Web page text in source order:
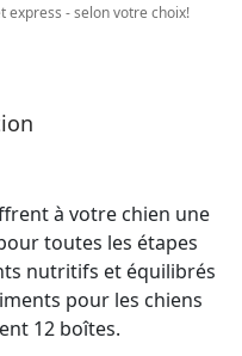
express - selon votre choix!
à votre chien une
toutes les étapes
nutritifs et équilibrés
pour les chiens
12 boîtes.